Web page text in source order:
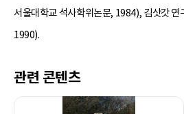
서울대학교 석사학위논문, 1984), 김삿갓
1990).
관련 콘텐츠